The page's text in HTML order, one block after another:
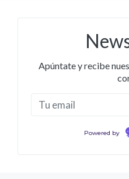
Apúntate y recibe
Powered by